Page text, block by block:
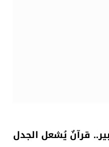
قرآنٌ يُشعل الجدل